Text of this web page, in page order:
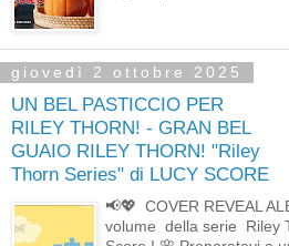
giovedì 2 ottobre 2025
UN BEL PASTICCIO PER
RILEY THORN! - GRAN BEL
GUAIO RILEY THORN! "Riley
Thorn Series" di LUCY SCORE
📢💖 COVER REVEAL
volume della serie Riley